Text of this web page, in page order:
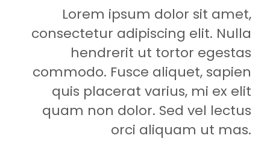
Lorem ipsum dolor sit amet,
consectetur adipiscing elit. Nulla
hendrerit ut tortor egestas
commodo. Fusce aliquet, sapien
quis placerat varius, mi ex elit
quam non dolor. Sed vel lectus
orci aliquam ut mas.